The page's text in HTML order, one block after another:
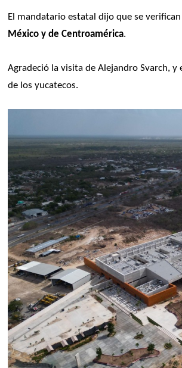
El mandatario estatal dijo que se
México y de Centroamérica.
Agradeció la visita de Alejandro Svarch,
de los yucatecos.